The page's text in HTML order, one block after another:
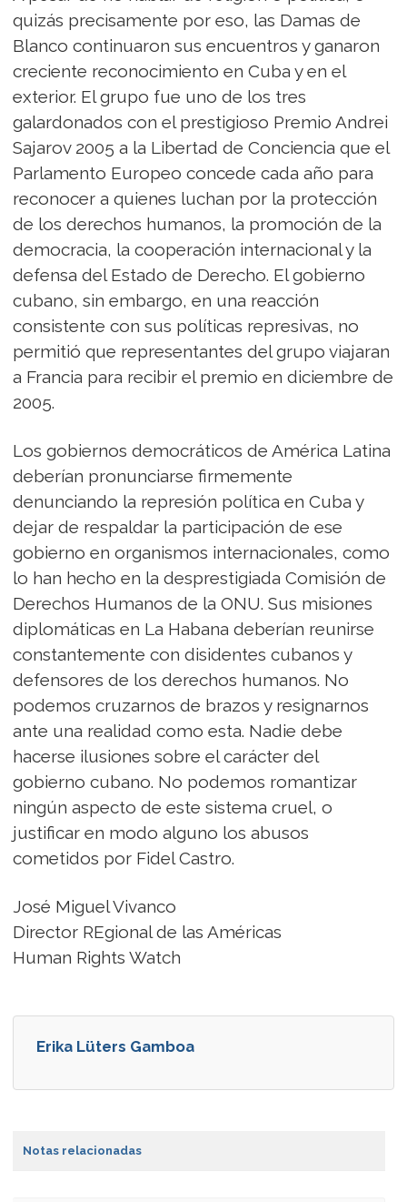
quizás precisamente por eso, las Damas de
Blanco continuaron sus encuentros y ganaron
creciente reconocimiento en Cuba y en el
exterior. El grupo fue uno de los tres
galardonados con el prestigioso Premio Andrei
Sajarov 2005 a la Libertad de Conciencia que el
Parlamento Europeo concede cada año para
reconocer a quienes luchan por la protección
de los derechos humanos, la promoción de la
democracia, la cooperación internacional y la
defensa del Estado de Derecho. El gobierno
cubano, sin embargo, en una reacción
consistente con sus políticas represivas, no
permitió que representantes del grupo viajaran
a Francia para recibir el premio en diciembre de
2005.
Los gobiernos democráticos de América Latina
deberían pronunciarse firmemente
denunciando la represión política en Cuba y
dejar de respaldar la participación de ese
gobierno en organismos internacionales, como
lo han hecho en la desprestigiada Comisión de
Derechos Humanos de la ONU. Sus misiones
diplomáticas en La Habana deberían reunirse
constantemente con disidentes cubanos y
defensores de los derechos humanos. No
podemos cruzarnos de brazos y resignarnos
ante una realidad como esta. Nadie debe
hacerse ilusiones sobre el carácter del
gobierno cubano. No podemos romantizar
ningún aspecto de este sistema cruel, o
justificar en modo alguno los abusos
cometidos por Fidel Castro.
José Miguel Vivanco
Director REgional de las Américas
Human Rights Watch
Erika Lüters Gamboa
Notas relacionadas